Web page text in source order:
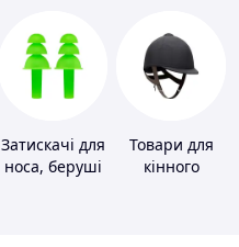
Затискачі для
носа, беруші
Товари для
кінного